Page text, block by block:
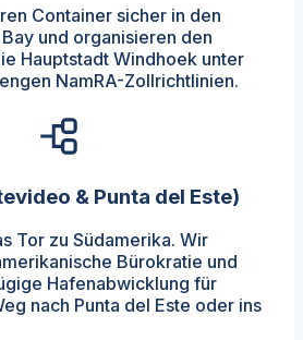
Container sicher in den
und organisieren den
Hauptstadt Windhoek unter
NamRA-Zollrichtlinien.
& Punta del Este)
Tor zu Südamerika. Wir
Bürokratie und
Hafenabwicklung für
nach Punta del Este oder ins